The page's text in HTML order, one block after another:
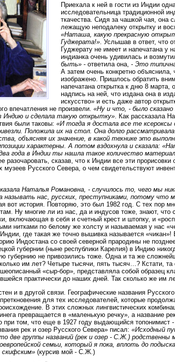
Приехала к ней в гости из Индии
исследовательница традиционной
ткачества. Сидя за чашкой чая, она
лежащую неподалеку открытку и
«Наташа, какую прекрасную
Гуджерата!» . Услышав в ответ, что
Гуджерату не имеет и напечатана у
индианка очень удивилась и
быть» - ответила она, - Это
А затем очень конкретно объяснила,
изображено. Пришлось обратить
напечатана открытка к дню 8 марта,
надпись на ней, что издана она в
искусство» и есть даже автор
впечатления не произвели. «Ну и что, - было
Индию и сделала такую открытку» . Как рассказала
были таковы: «И тогда я достала все те ксероксы
Положила их на стол. Она долго
объясняя их значение, в какой технике это
характерны. А потом вздохнула и сказала:
года в Индии ты нашла такое количество
разочаровать, сказав, что к Индии все эти
Русского Севера, о чем свидетельствуют
Наталья Романовна, - случилось то, чего мы
называть нас, русских, преступниками, потому что
вот история. Повторяю, это был 1982 год. С тех пор
Ну многие ли из нас, да и индусов тоже, знают, что
включающая в себя и счетный крест и штопку, и
нитками по белому же холсту и называемая у нас
где такая же точно вышивка называется
Индостана со своей северной прародины не
губернии (ныне республики Карелия) в Индию
губернию не привозились тоже. Одна и та же
им лет? Четыре тысячи, пять тысяч…? Кстати, та
«сыр-бор», представляла собой образец
практически до наших дней. Так сколько же им
и в другой связи. Географические названия
для тех исследователей, которые
В этих сложных лингвистических
превращается в «маленькую речку», а название
при том, что еще в 1927 году выдающийся топонимист
рек и озер Русского Севера» писал: «Исходный
две группы названий (рек и озер - С.Ж.) родственны
семьи, который я пока, вплоть до
(курсив мой - С.Ж.)